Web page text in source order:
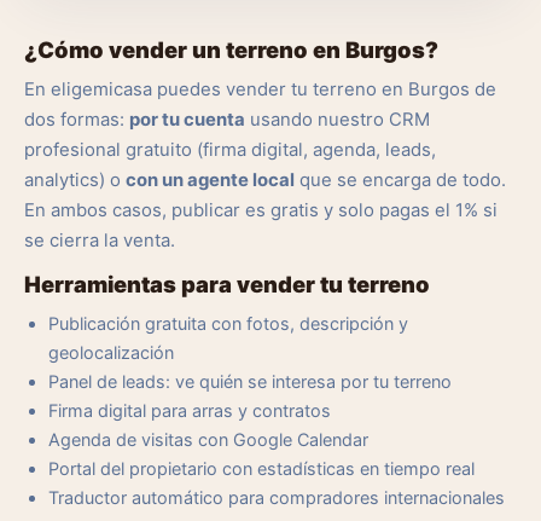
¿Cómo vender un terreno en Burgos?
En eligemicasa puedes vender tu terreno en Burgos de
dos formas: por tu cuenta usando nuestro CRM
profesional gratuito (firma digital, agenda, leads,
analytics) o con un agente local que se encarga de todo.
En ambos casos, publicar es gratis y solo pagas el 1% si
se cierra la venta.
Herramientas para vender tu terreno
Publicación gratuita con fotos, descripción y
geolocalización
Panel de leads: ve quién se interesa por tu terreno
Firma digital para arras y contratos
Agenda de visitas con Google Calendar
Portal del propietario con estadísticas en tiempo real
Traductor automático para compradores internacionales